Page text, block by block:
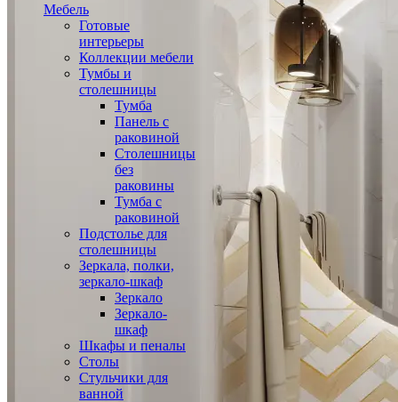
Мебель
Готовые
интерьеры
Коллекции мебели
Тумбы и
столешницы
Тумба
Панель с
раковиной
Столешницы
без
раковины
Тумба с
раковиной
Подстолье для
столешницы
Зеркала, полки,
зеркало-шкаф
Зеркало
Зеркало-
шкаф
Шкафы и пеналы
Столы
Стульчики для
ванной